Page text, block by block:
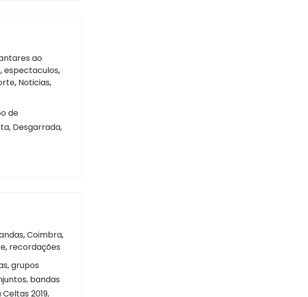
ao
,espectaculos,
, Noticias,
de
Desgarrada,
,Coimbra,
, recordações
grupos
bandas
2019,